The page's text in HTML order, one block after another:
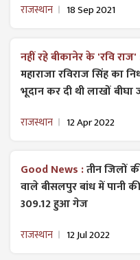
राजस्थान 18 Sep 2021
नहीं रहे बीकानेर के 'रवि राज'
महाराजा रविराज सिंह का
भूदान कर दी थी लाखों बीघा
राजस्थान 12 Apr 2022
Good News :तीन जिलों
वाले बीसलपुर बांध में
309.12 हुआ गेज
राजस्थान 12 Jul 2022